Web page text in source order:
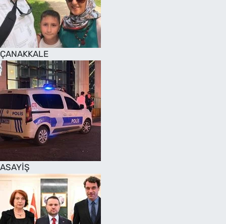
ÇANAKKALE
ASAYİŞ
SAĞLIK
TV REHBERİ